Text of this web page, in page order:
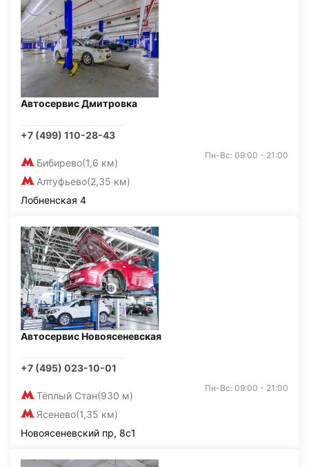
Автосервис Дмитровка
+7 (499) 110-28-43
Бибирево(1,6 км)
Алтуфьево(2,35 км)
Пн-Вс: 09:00 - 21:00
Лобненская 4
Автосервис Новоясеневская
+7 (495) 023-10-01
Тёплый Стан(930 м)
Ясенево(1,35 км)
Пн-Вс: 09:00 - 21:00
Новоясеневский пр, 8с1